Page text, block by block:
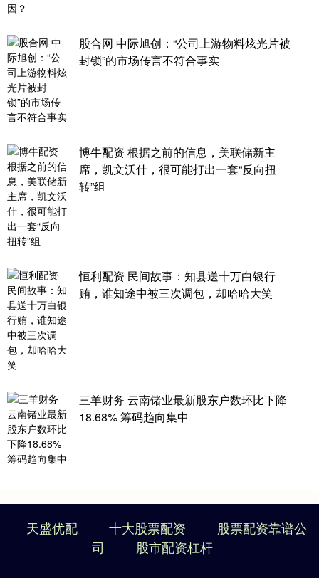
股合网 中际旭创：“公司上游物料炫光片被
封锁”的市场传言不符合事实
博牛配资 根据之前的信息，美联储新主
席，凯文沃什，很可能打出一套“反向扭
转”组
恒利配资 民间故事：知县送十万白银行
贿，谁知途中被三次调包，却哈哈大笑
三羊财务 云南锗业最新股东户数环比下降
18.68% 筹码趋向集中
天盛优配 十大股票配资
股票配资靠谱公
司
股市配资杠杆